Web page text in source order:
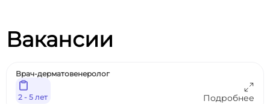
Вакансии
Врач-дерматовенеролог
Подробнее
2 - 5 лет